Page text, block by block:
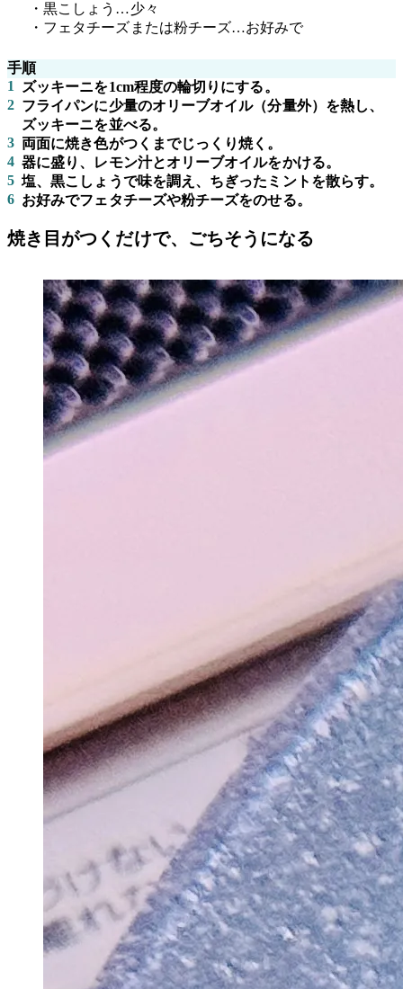
・黒こしょう…少々
・フェタチーズまたは粉チーズ…お好みで
手順
1
ズッキーニを1cm程度の輪切りにする。
2 フライパンに少量のオリーブオイル（分量外）を熱し、
ズッキーニを並べる。
3 両面に焼き色がつくまでじっくり焼く。
4 器に盛り、レモン汁とオリーブオイルをかける。
5 塩、黒こしょうで味を調え、ちぎったミントを散らす。
6 お好みでフェタチーズや粉チーズをのせる。
焼き目がつくだけで、ごちそうになる